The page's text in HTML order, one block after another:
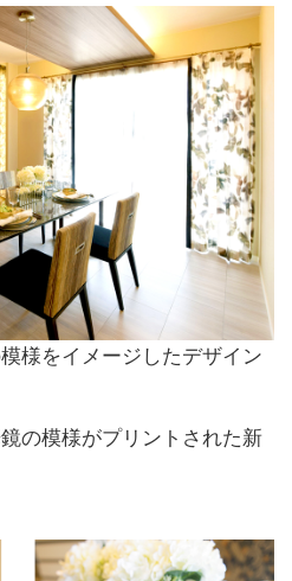
様をイメージしたデザイン
の模様がプリントされた新